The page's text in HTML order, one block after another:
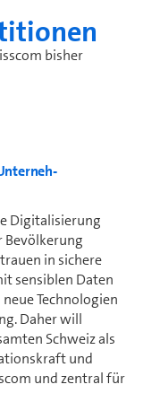
bisher
Di­gi­ta­li­sie­rung
Bevölkerung
in sichere
sensiblen Daten
Tech­no­lo­gi­en
Daher will
Schweiz als
und
und zentral für